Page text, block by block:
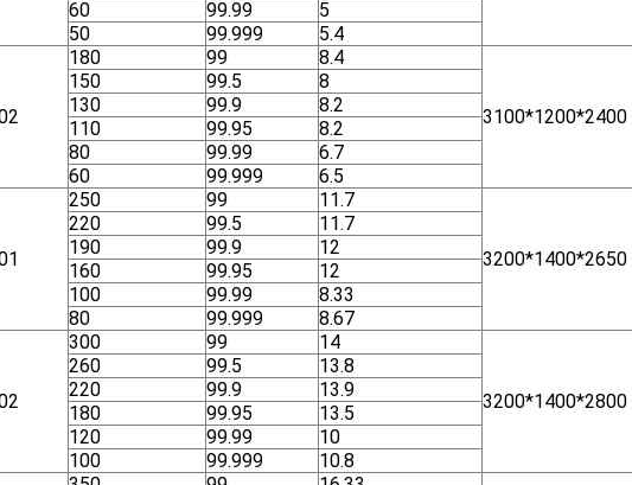
60
99.99
5
50
99.999 5.4
180 99 8.4
3100*1200*2400
150 99.5
8
130
99.9
8.2
110
99.95
8.2
80
99.99
6.7
60
99.999 6.5
250 99 11.7
3200*1400*2650
220 99.5
11.7
190
99.9
12
160
99.95
12
100
99.99
8.33
80
99.999 8.67
300 99 14
3200*1400*2800
260 99.5
13.8
220
99.9
13.9
180
99.95
13.5
120
99.99
10
100
99.999 10.8